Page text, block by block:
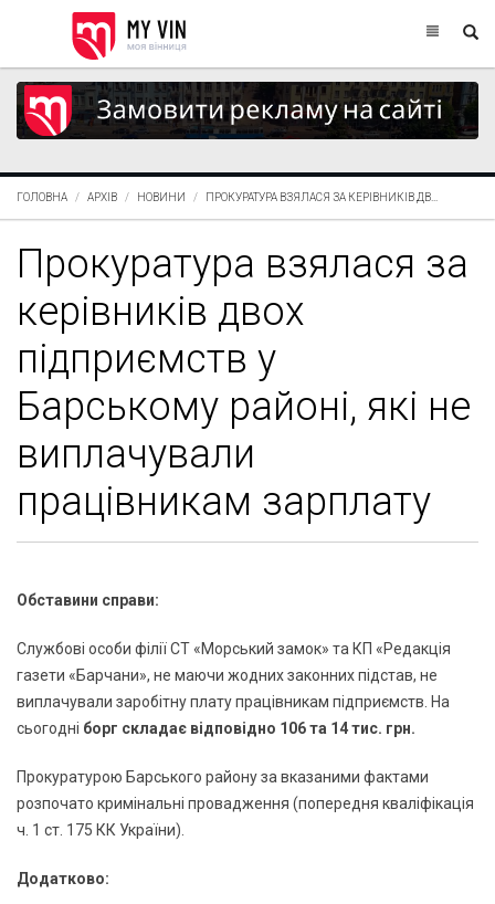
ГОЛОВНА АРХІВ НОВИНИ ПРОКУРАТУРА ВЗЯЛАСЯ ЗА КЕРІВНИКІВ ДВ...
Прокуратура взялася за
керівників двох
підприємств у
Барському районі, які не
виплачували
працівникам зарплату
Обставини справи:
Службові особи філії СТ «Морський замок» та КП «Редакція
газети «Барчани», не маючи жодних законних підстав, не
виплачували заробітну плату працівникам підприємств. На
сьогодні борг складає відповідно 106 та 14 тис. грн.
Прокуратурою Барського району за вказаними фактами
розпочато кримінальні провадження (попередня кваліфікація
ч. 1 ст. 175 КК України).
Додатково: